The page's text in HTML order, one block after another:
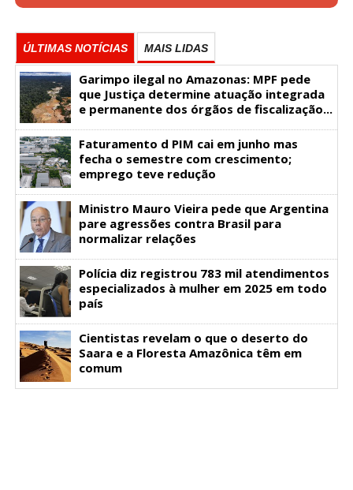
ÚLTIMAS NOTÍCIAS MAIS LIDAS
Garimpo ilegal no Amazonas: MPF pede
que Justiça determine atuação integrada
e permanente dos órgãos de fiscalização...
Faturamento d PIM cai em junho mas
fecha o semestre com crescimento;
emprego teve redução
Ministro Mauro Vieira pede que Argentina
pare agressões contra Brasil para
normalizar relações
Polícia diz registrou 783 mil atendimentos
especializados à mulher em 2025 em todo
país
Cientistas revelam o que o deserto do
Saara e a Floresta Amazônica têm em
comum